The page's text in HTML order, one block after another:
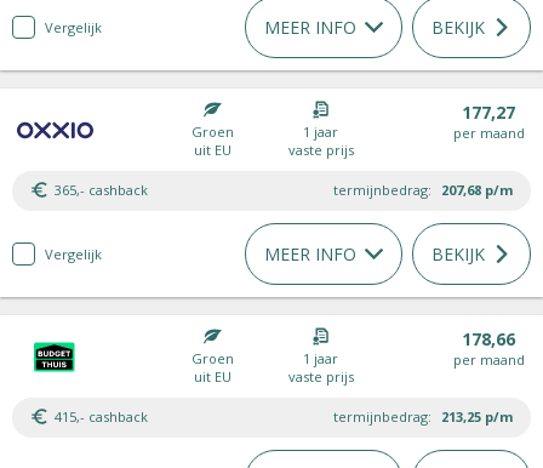
Vergelijk MEER INFO BEKIJK
Groen
uit EU
1 jaar
vaste prijs
177,27
per maand
365,- cashback termijnbedrag: 207,68 p/m
Vergelijk MEER INFO BEKIJK
Groen
uit EU
1 jaar
vaste prijs
178,66
per maand
415,- cashback termijnbedrag: 213,25 p/m